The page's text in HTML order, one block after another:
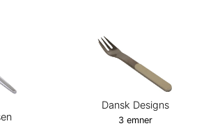
Dansk Designs
3 emner